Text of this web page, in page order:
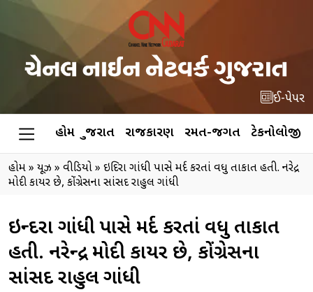
ઈ-પેપર
હોમ ગુજરાત રાજકારણ રમત-જગત ટેકનોલોજી
હોમ» ન્યૂઝ » વીડિયો» ઇન્દિરા ગાંધી પાસે મર્દ કરતાં વધુ તાકાત હતી. નરેન્દ્ર
મોદી કાયર છે, કોંગ્રેસના સાંસદ રાહુલ ગાંધી
ઇન્દિરા ગાંધી પાસે મર્દ કરતાં વધુ તાકાત
હતી. નરેન્દ્ર મોદી કાયર છે, કોંગ્રેસના
સાંસદ રાહુલ ગાંધી